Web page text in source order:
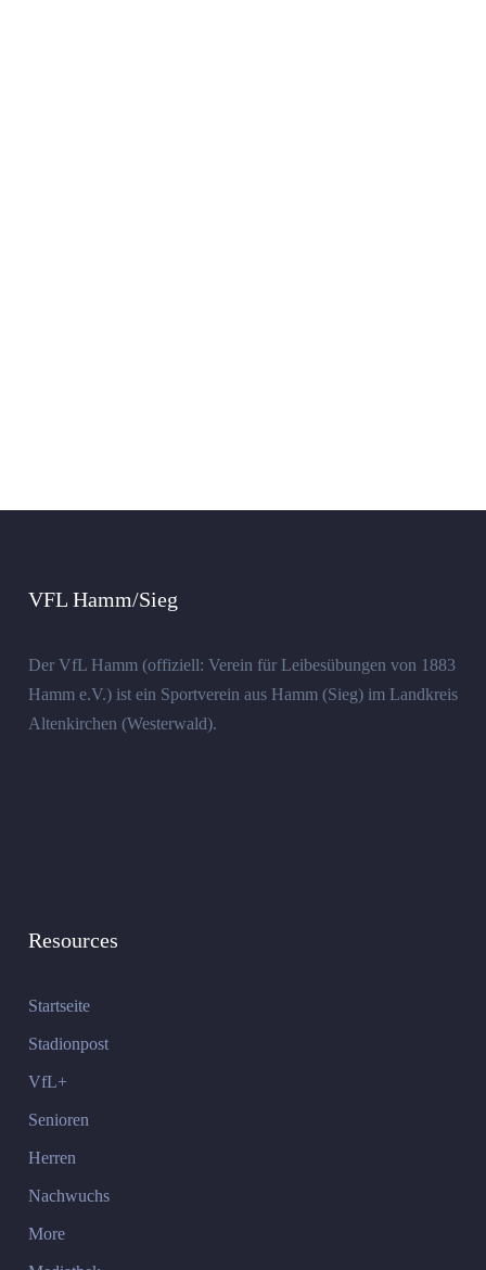
VFL Hamm/Sieg
Der VfL Hamm (offiziell: Verein für Leibesübungen von 1883
Hamm e.V.) ist ein Sportverein aus Hamm (Sieg) im Landkreis
Altenkirchen (Westerwald).
Resources
Startseite
Stadionpost
VfL+
Senioren
Herren
Nachwuchs
More